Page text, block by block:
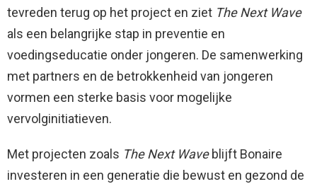
tevreden terug op het project en ziet The Next Wave
als een belangrijke stap in preventie en
voedingseducatie onder jongeren. De samenwerking
met partners en de betrokkenheid van jongeren
vormen een sterke basis voor mogelijke
vervolginitiatieven.
Met projecten zoals The Next Waveblijft Bonaire
investeren in een generatie die bewust en gezond de